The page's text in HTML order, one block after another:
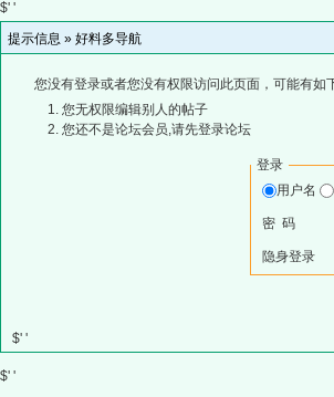
$' '
提示信息 » 好料多导航
您没有登录或者您没有权限访问此页面，可能有如
您无权限编辑别人的帖子
您还不是论坛会员,请先登录论坛
登录
用户名
密 码
隐身登录
$' '
$' '